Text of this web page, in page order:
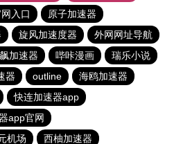
入口
原子加速器
旋风加速度器
外网网址导航
加速器 哔咔漫画
瑞乐小说
器 outline
海鸥加速器
快连加速器app
app官网
机场 西柚加速器